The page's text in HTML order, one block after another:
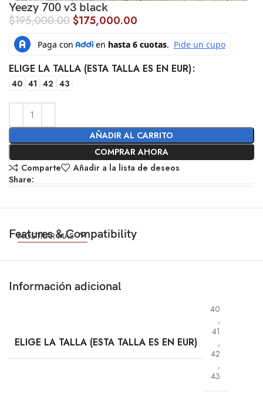
Yeezy 700 v3 black
$195,000.00$175,000.00
ELIGE LA TALLA (ESTA TALLA ES EN EUR)
40 41 42 43
AÑADIR AL CARRITO
COMPRAR AHORA
Comparte
Añadir a la lista de deseos
Share:
Features & Compatibility
MOSTRAR MÁS
Información adicional
ELIGE LA TALLA (ESTA TALLA ES EN EUR)
40
,
41
,
42
,
43